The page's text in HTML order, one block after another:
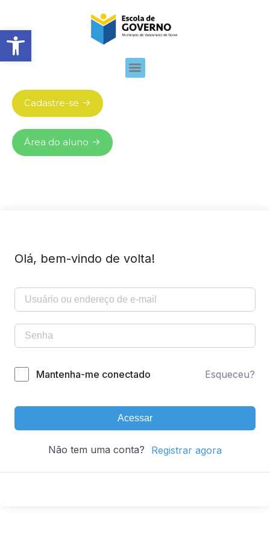
Abrir barra de ferramentas
Cadastre-se
Área do aluno
Olá, bem-vindo de volta!
Mantenha-me conectado Esqueceu?
Acessar
Não tem uma conta? Registrar agora